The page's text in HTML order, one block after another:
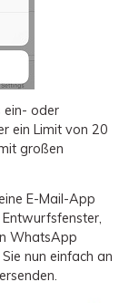
ein- oder
ein Limit von 20
großen
E-Mail-App
WhatsApp
nun einfach an